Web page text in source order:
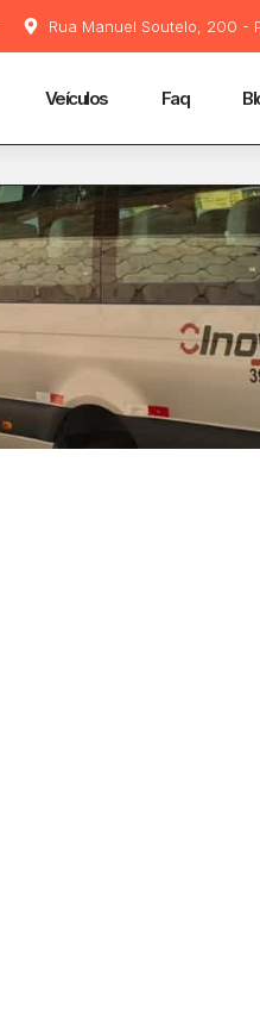
Rua Manuel Soutelo, 200 -
Veículos Faq